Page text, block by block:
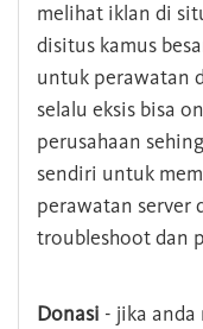
melihat iklan di
disitus kamus
untuk perawatan
selalu eksis bisa
perusahaan
sendiri untuk
perawatan server
troubleshoot dan
Donasi - jika